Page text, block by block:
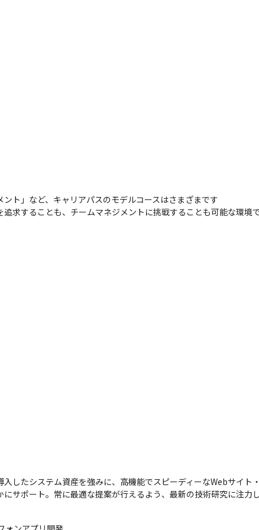
ト」など、キャリアパスのモデルコースはさまざまです
追求することも、チームマネジメントに挑戦することも可能な環境
したシステム資産を強みに、高機能でスピーディーなWebサイト
サポート。常に最適な提案が行えるよう、最新の技術研究に注力